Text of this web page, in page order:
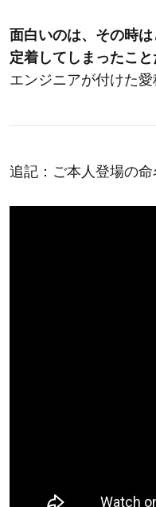
面白いのは、その時
定着してしまったこと
エンジニアが付けた
追記：ご本人登場の